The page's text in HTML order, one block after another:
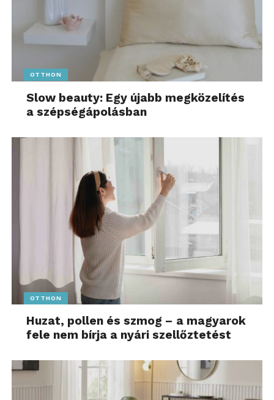
OTTHON
Slow beauty: Egy újabb megközelítés
a szépségápolásban
OTTHON
Huzat, pollen és szmog – a magyarok
fele nem bírja a nyári szellőztetést